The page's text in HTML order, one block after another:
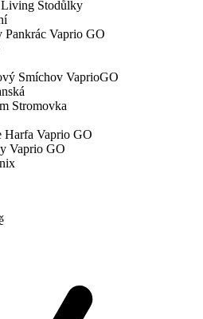
Stodůlky
Pankrác Vaprio GO
Smíchov VaprioGO
Stromovka
Harfa Vaprio GO
Vaprio GO